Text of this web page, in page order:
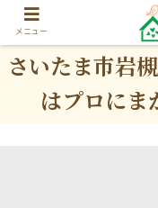
さいたま市岩
はプロにま
メニュー